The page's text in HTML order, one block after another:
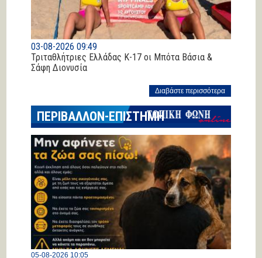
03-08-2026 09:49
Τριταθλήτριες Ελλάδας Κ-17 οι Μπότα Βάσια &
Σάφη Διονυσία
Διαβάστε περισσότερα
ΠΕΡΙΒΑΛΛΟΝ-ΕΠΙΣΤΗΜΗ
05-08-2026 10:05